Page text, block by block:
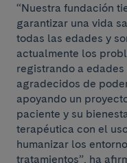
“Nuestra fundación
garantizar una vida
todas las edades y
actualmente los
registrando a edades
agradecidos de
apoyando un
paciente y su
terapéutica con el
humanizar los
tratamientos”, ha